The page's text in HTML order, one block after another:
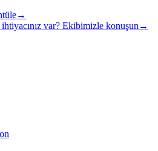
→
var? Ekibimizle konuşun →